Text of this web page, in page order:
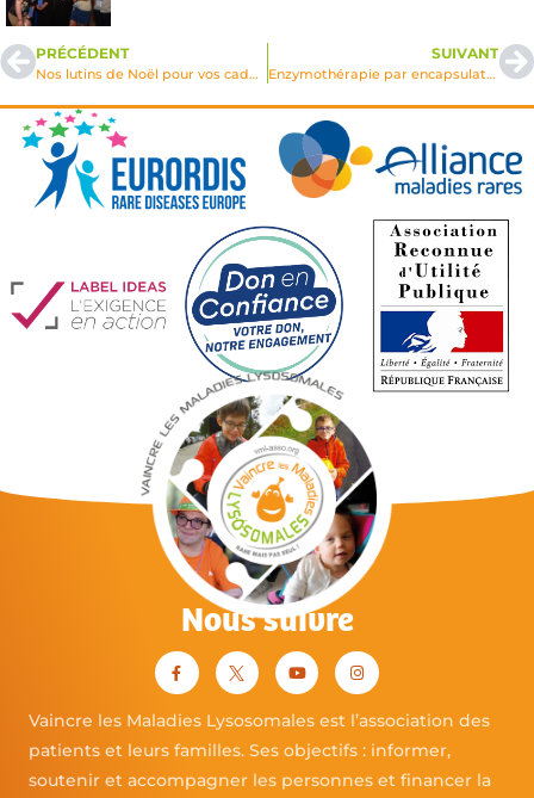
PRÉCÉDENT
Nos lutins de Noël pour vos cadeaux
SUIVANT
Enzymothérapie par encapsulation cellulaire dans la leucodystrophie métachromatique
Nous suivre
Vaincre les Maladies Lysosomales est l’association des
patients et leurs familles. Ses objectifs : informer,
soutenir et accompagner les personnes et financer la